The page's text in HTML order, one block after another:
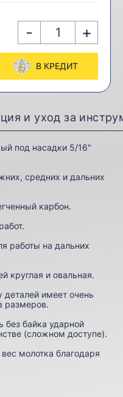
- +
В КРЕДИТ
и уход за
под насадки 5/16"
средних и дальних
карбон.
работы на дальних
круглая и овальная.
деталей имеет очень
размеров.
байка ударной
(сложном доступе).
молотка благодаря